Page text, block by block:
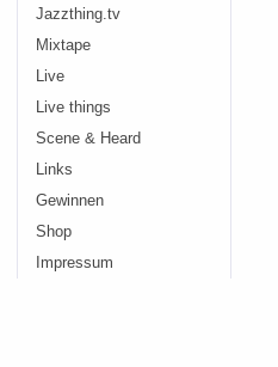
Jazzthing.tv
Mixtape
Live
Live things
Scene & Heard
Links
Gewinnen
Shop
Impressum